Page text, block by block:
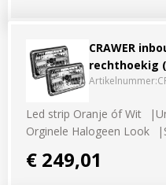
CRAWER
rechthoekig
Artikelnummer:
Led strip Oranje óf Wit
Orginele Halogeen Look
€ 249,01